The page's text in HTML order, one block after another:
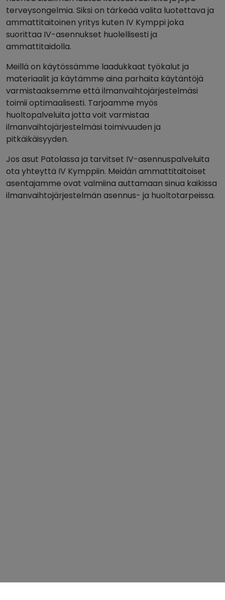
terveysongelmia. Siksi on tärkeää valita luotettava ja
ammattitaitoinen yritys kuten IV Kymppi joka
suorittaa IV-asennukset huolellisesti ja
ammattitaidolla.
Meillä on käytössämme laadukkaat työkalut ja
materiaalit ja käytämme aina parhaita käytäntöjä
varmistaaksemme että ilmanvaihtojärjestelmäsi
toimii optimaalisesti. Tarjoamme myös
huoltopalveluita jotta voit varmistaa
ilmanvaihtojärjestelmäsi toimivuuden ja
pitkäikäisyyden.
Jos asut Patolassa ja tarvitset IV-asennuspalveluita
ota yhteyttä IV Kymppiin. Meidän ammattitaitoiset
asentajamme ovat valmiina auttamaan sinua kaikissa
ilmanvaihtojärjestelmän asennus- ja huoltotarpeissa.